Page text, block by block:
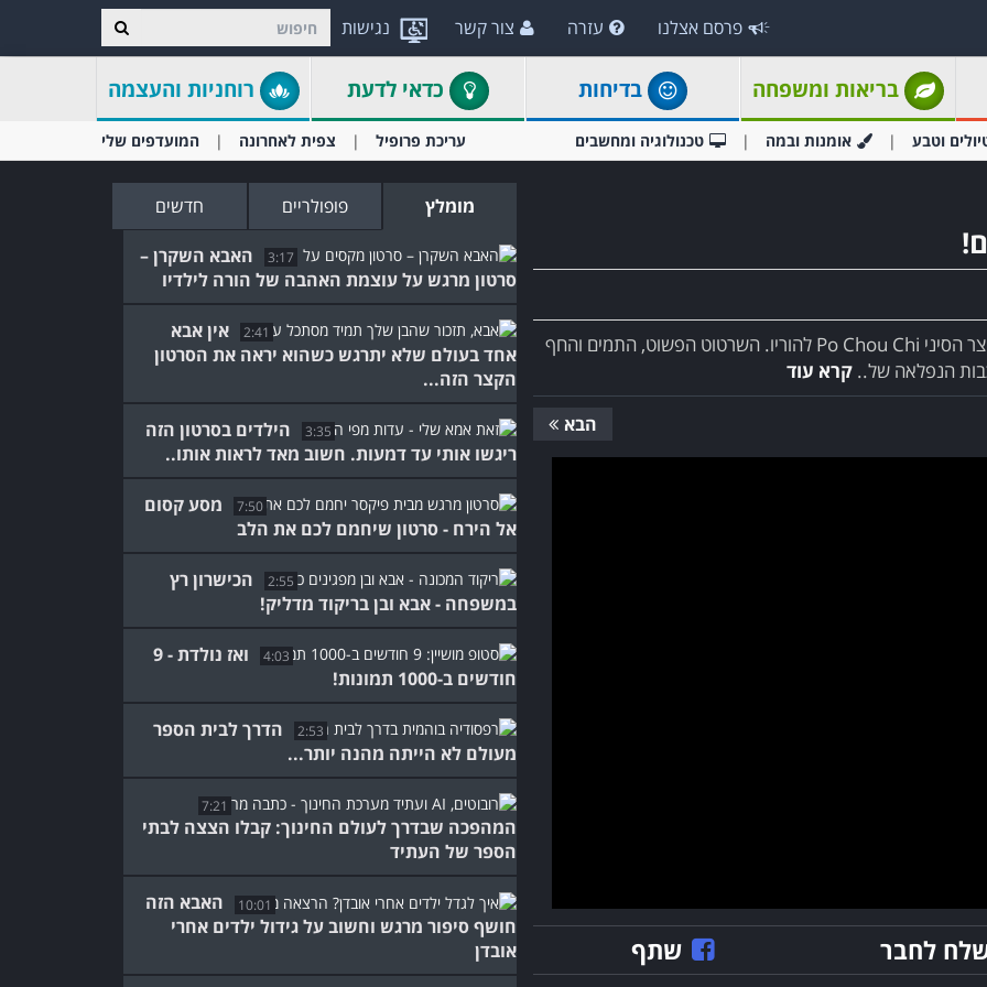
נגישות פרסם אצלנו עזרה צור קשר
בריאות ומשפחה בדיחות כדאי לדעת רוחניות והעצמה
וטבע אומנות ובמה טכנולוגיה ומחשבים עריכת פרופיל צפית לאחרונה המועדפים שלי
הסרט "המגדלור" הוא סיפור אנימציה קצר שמקדיש היוצר הסיני Po Chou Chi להוריו. השרטוט הפשוט, התמים והחף
הנפלאה של.. קרא עוד
הבא
לחבר שתף
מומלץ פופולריים חדשים
3:17
האבא השקרן –
סרטון מרגש על עוצמת האהבה של הורה לילדיו
2:41
אין אבא
אחד בעולם שלא יתרגש כשהוא יראה את הסרטון
הקצר הזה...
3:35
הילדים בסרטון הזה
ריגשו אותי עד דמעות. חשוב מאד לראות אותו..
7:50
מסע קסום
אל הירח - סרטון שיחמם לכם את הלב
2:55
הכישרון רץ
במשפחה - אבא ובן בריקוד מדליק!
4:03
ואז נולדת - 9
חודשים ב-1000 תמונות!
2:53
הדרך לבית הספר
מעולם לא הייתה מהנה יותר...
7:21
המהפכה שבדרך לעולם החינוך: קבלו הצצה לבתי
הספר של העתיד
10:01
האבא הזה
חושף סיפור מרגש וחשוב על גידול ילדים אחרי
אובדן